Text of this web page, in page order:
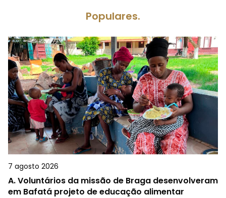
Populares.
7 agosto 2026
A.Voluntários da missão de Braga desenvolveram
em Bafatá projeto de educação alimentar